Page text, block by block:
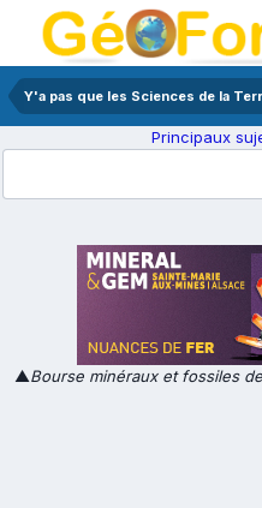
Y'a pas que les Sciences de la
Principaux
▲Bourse minéraux et fossiles